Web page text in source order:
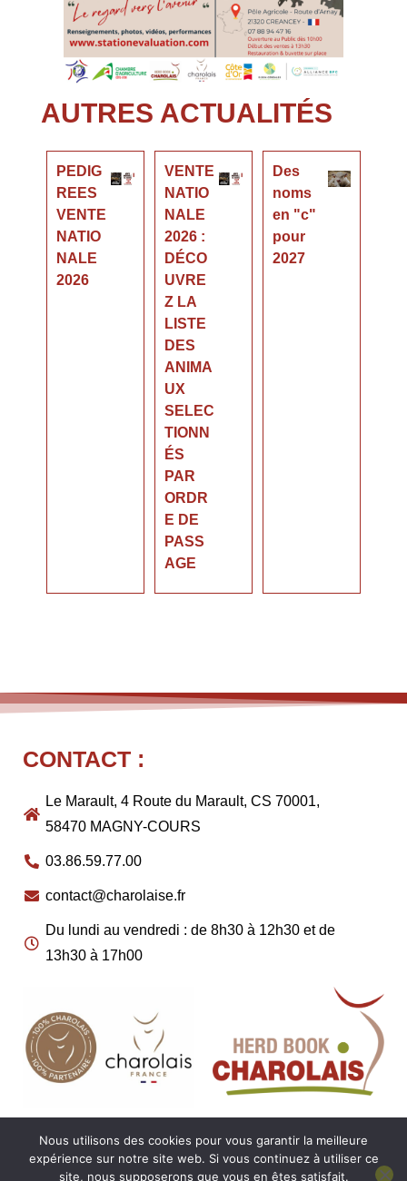
AUTRES ACTUALITÉS
PEDIG
REES
VENTE
NATIO
NALE
2026
VENTE
NATIO
NALE
2026 :
DÉCO
UVRE
Z LA
LISTE
DES
ANIMA
UX
SELEC
TIONN
ÉS
PAR
ORDR
E DE
PASS
AGE
Des
noms
en "c"
pour
2027
CONTACT :
Le Marault, 4 Route du Marault, CS 70001,
58470 MAGNY-COURS
03.86.59.77.00
contact@charolaise.fr
Du lundi au vendredi : de 8h30 à 12h30 et de
13h30 à 17h00
Nous utilisons des cookies pour vous garantir la meilleure
expérience sur notre site web. Si vous continuez à utiliser ce
site, nous supposerons que vous en êtes satisfait.